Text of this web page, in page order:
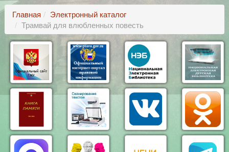
Главная
Электронный каталог
Трамвай для влюбленных повесть